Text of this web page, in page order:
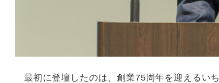
最初に登壇したのは、創業75周年を迎えるい